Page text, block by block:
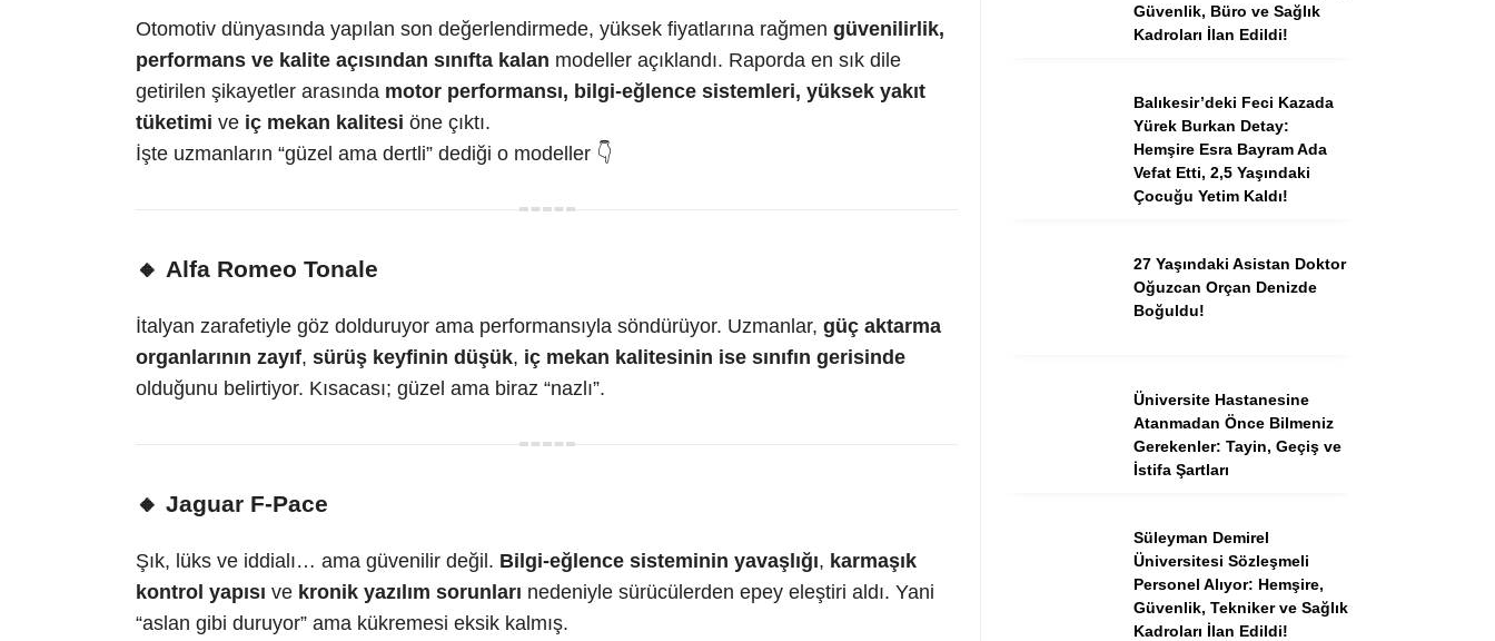
Otomotiv dünyasında yapılan son değerlendirmede, yüksek fiyatlarına rağmen güvenilirlik,
performans ve kalite açısından sınıfta kalan modeller açıklandı. Raporda en sık dile
getirilen şikayetler arasında motor performansı, bilgi-eğlence sistemleri, yüksek yakıt
tüketimi ve iç mekan kalitesi öne çıktı.
İşte uzmanların “güzel ama dertli” dediği o modeller 👇
🔸 Alfa Romeo Tonale
İtalyan zarafetiyle göz dolduruyor ama performansıyla söndürüyor. Uzmanlar, güç aktarma
organlarının zayıf, sürüş keyfinin düşük, iç mekan kalitesinin ise sınıfın gerisinde
olduğunu belirtiyor. Kısacası; güzel ama biraz “nazlı”.
🔸 Jaguar F-Pace
Şık, lüks ve iddialı… ama güvenilir değil. Bilgi-eğlence sisteminin yavaşlığı, karmaşık
kontrol yapısı ve kronik yazılım sorunları nedeniyle sürücülerden epey eleştiri aldı. Yani
“aslan gibi duruyor” ama kükremesi eksik kalmış.
Güvenlik, Büro ve Sağlık
Kadroları İlan Edildi!
Balıkesir’deki Feci Kazada
Yürek Burkan Detay:
Hemşire Esra Bayram Ada
Vefat Etti, 2,5 Yaşındaki
Çocuğu Yetim Kaldı!
27 Yaşındaki Asistan Doktor
Oğuzcan Orçan Denizde
Boğuldu!
Üniversite Hastanesine
Atanmadan Önce Bilmeniz
Gerekenler: Tayin, Geçiş ve
İstifa Şartları
Süleyman Demirel
Üniversitesi Sözleşmeli
Personel Alıyor: Hemşire,
Güvenlik, Tekniker ve Sağlık
Kadroları İlan Edildi!